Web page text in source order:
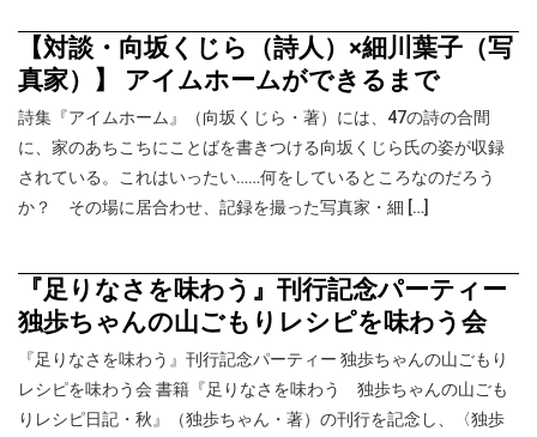
【対談・向坂くじら（詩人）×細川葉子（写
真家）】 アイムホームができるまで
詩集『アイムホーム』（向坂くじら・著）には、47の詩の合間
に、家のあちこちにことばを書きつける向坂くじら氏の姿が収録
されている。これはいったい……何をしているところなのだろう
か？ その場に居合わせ、記録を撮った写真家・細 […]
『足りなさを味わう』刊行記念パーティー
独歩ちゃんの山ごもりレシピを味わう会
『足りなさを味わう』刊行記念パーティー 独歩ちゃんの山ごもり
レシピを味わう会 書籍『足りなさを味わう 独歩ちゃんの山ごも
りレシピ日記・秋』（独歩ちゃん・著）の刊行を記念し、〈独歩